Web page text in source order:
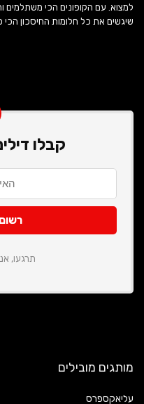
למצוא. עם הקופונים הכי משתלמים
שיגשים את כל חלומות החיסכון הכי
קבלו
תרגעו,
מותגים מובילים
עליאקספרס